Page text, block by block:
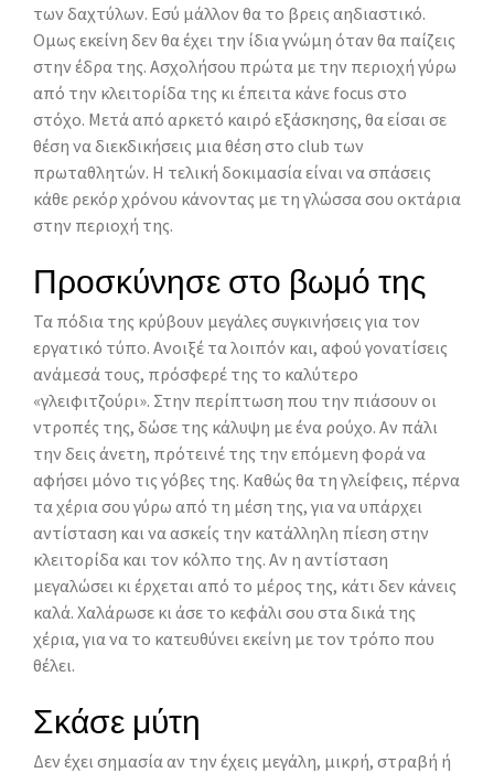
των δαχτύλων. Εσύ μάλλον θα το βρεις αηδιαστικό.
Ομως εκείνη δεν θα έχει την ίδια γνώμη όταν θα παίζεις
στην έδρα της. Ασχολήσου πρώτα με την περιοχή γύρω
από την κλειτορίδα της κι έπειτα κάνε focus στο
στόχο. Μετά από αρκετό καιρό εξάσκησης, θα είσαι σε
θέση να διεκδικήσεις μια θέση στο club των
πρωταθλητών. Η τελική δοκιμασία είναι να σπάσεις
κάθε ρεκόρ χρόνου κάνοντας με τη γλώσσα σου οκτάρια
στην περιοχή της.
Προσκύνησε στο βωμό της
Τα πόδια της κρύβουν μεγάλες συγκινήσεις για τον
εργατικό τύπο. Ανοιξέ τα λοιπόν και, αφού γονατίσεις
ανάμεσά τους, πρόσφερέ της το καλύτερο
«γλειφιτζούρι». Στην περίπτωση που την πιάσουν οι
ντροπές της, δώσε της κάλυψη με ένα ρούχο. Αν πάλι
την δεις άνετη, πρότεινέ της την επόμενη φορά να
αφήσει μόνο τις γόβες της. Καθώς θα τη γλείφεις, πέρνα
τα χέρια σου γύρω από τη μέση της, για να υπάρχει
αντίσταση και να ασκείς την κατάλληλη πίεση στην
κλειτορίδα και τον κόλπο της. Αν η αντίσταση
μεγαλώσει κι έρχεται από το μέρος της, κάτι δεν κάνεις
καλά. Χαλάρωσε κι άσε το κεφάλι σου στα δικά της
χέρια, για να το κατευθύνει εκείνη με τον τρόπο που
θέλει.
Σκάσε μύτη
Δεν έχει σημασία αν την έχεις μεγάλη, μικρή, στραβή ή